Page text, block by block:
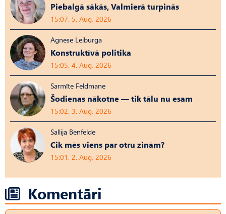
Piebalgā sākās, Valmierā turpinās
15:07, 5. Aug, 2026
Agnese Leiburga
Konstruktīvā politika
15:05, 4. Aug, 2026
Sarmīte Feldmane
Šodienas nākotne — tik tālu nu esam
15:02, 3. Aug, 2026
Sallija Benfelde
Cik mēs viens par otru zinām?
15:01, 2. Aug, 2026
Komentāri